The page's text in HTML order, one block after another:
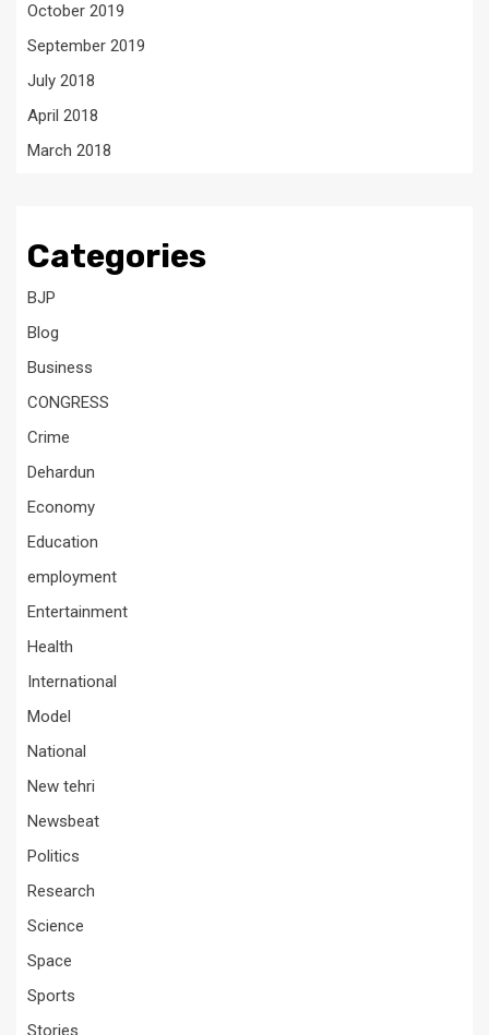
October 2019
September 2019
July 2018
April 2018
March 2018
Categories
BJP
Blog
Business
CONGRESS
Crime
Dehardun
Economy
Education
employment
Entertainment
Health
International
Model
National
New tehri
Newsbeat
Politics
Research
Science
Space
Sports
Stories